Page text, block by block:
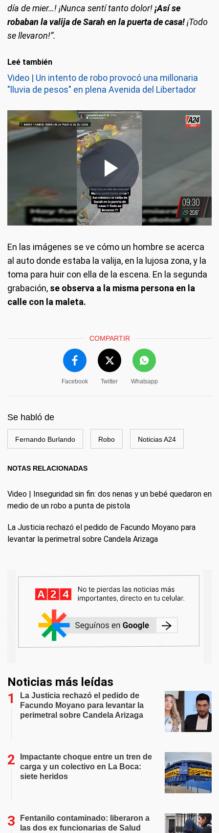
día de mier…! ¡Nunca sentí tanto dolor!¡Así se
robaban la valija de Sarah en la puerta de casa!¡Todo
se llevaron!”.
Leé también
Video | Un intento de robo provocó una millonaria
"lluvia de pesos" en plena Avenida del Libertador
En las imágenes se ve cómo un hombre se acerca
al auto donde estaba la valija, en la lujosa zona, y la
toma para huir con ella de la escena. En la segunda
grabación, se observa a la misma persona en la
calle con la maleta.
COMPARTIR
Facebook Twitter Whatsapp
Se habló de
Fernando Burlando Robo Noticias A24
NOTAS RELACIONADAS
Video | Inseguridad sin fin: dos nenas y un bebé quedaron en
medio de un robo a punta de pistola
La Justicia rechazó el pedido de Facundo Moyano para
levantar la perimetral sobre Candela Arizaga
Noticias más leídas
La Justicia rechazó el pedido de
Facundo Moyano para levantar la
perimetral sobre Candela Arizaga
Impactante choque entre un tren de
carga y un colectivo en La Boca:
siete heridos
Fentanilo contaminado: liberaron a
las dos ex funcionarias de Salud